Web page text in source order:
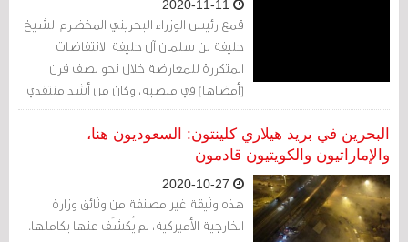
قمع رئيس الوزراء البحريني المخضرم الشيخ
خليفة بن سلمان آل خليفة الانتفاضات
المتكررة للمعارضة خلال نحو نصف قرن
[أمضاها] في منصبه، وكان من أشد منتقدي
الربيع العربي قائلًا إنه جلب للعرب فقط
"الموت والفوضى والدمار".
البحرين في بريد هيلاري كلينتون: السعوديون هنا،
والإماراتيون والكويتيون قادمون
هذه وثيقة غير مصنفة من وثائق وزارة
الخارجية الأميركية، لم يُكشَف عنها بكاملها.